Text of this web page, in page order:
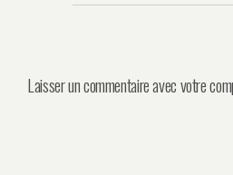
Laisser un commentaire avec votre